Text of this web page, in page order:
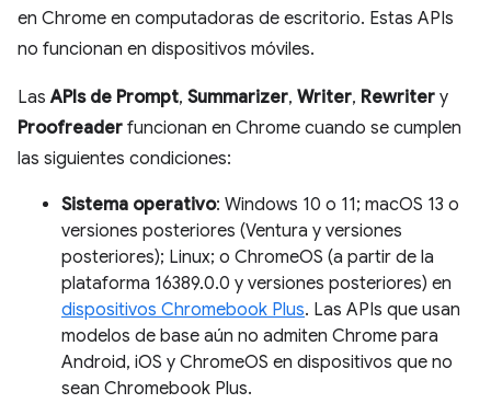
en Chrome en computadoras de escritorio. Estas APIs
no funcionan en dispositivos móviles.
LasAPIs de Prompt, Summarizer, Writer, Rewriter y
Proofreader funcionan en Chrome cuando se cumplen
las siguientes condiciones:
Sistema operativo: Windows 10 o 11; macOS 13 o
versiones posteriores (Ventura y versiones
posteriores); Linux; o ChromeOS (a partir de la
plataforma 16389.0.0 y versiones posteriores) en
dispositivos Chromebook Plus. Las APIs que usan
modelos de base aún no admiten Chrome para
Android, iOS y ChromeOS en dispositivos que no
sean Chromebook Plus.